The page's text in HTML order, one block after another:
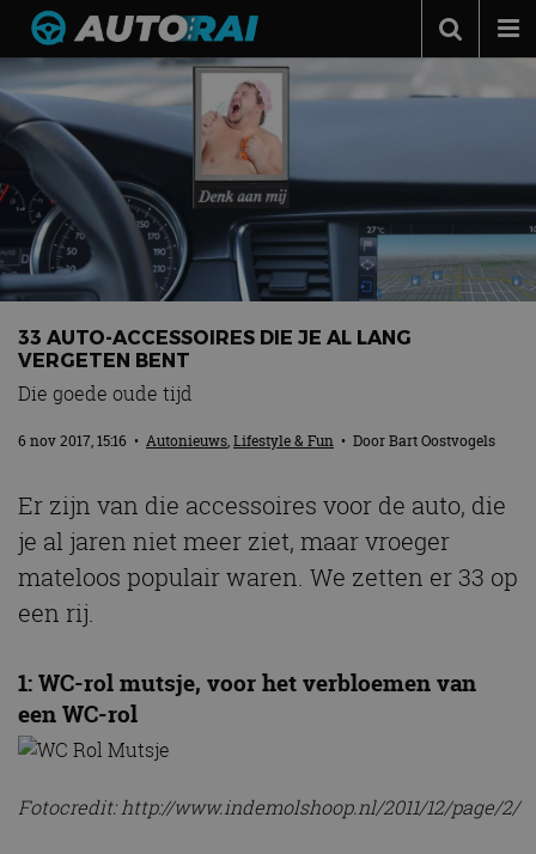
Autonieuws
Podcast
Autotests
Automerken
Adverteren
Contact
MotorRAI.nl
33 AUTO-ACCESSOIRES DIE JE AL LANG
VERGETEN BENT
Die goede oude tijd
6 nov 2017, 15:16 • Autonieuws,Lifestyle & Fun • DoorBart Oostvogels
Er zijn van die accessoires voor de auto, die
je al jaren niet meer ziet, maar vroeger
mateloos populair waren. We zetten er 33 op
een rij.
1: WC-rol mutsje, voor het verbloemen van
een WC-rol
Fotocredit: http://www.indemolshoop.nl/2011/12/page/2/